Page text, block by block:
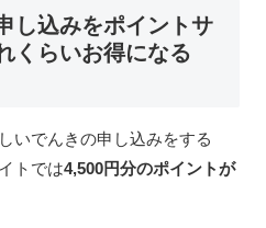
し込みをポイントサ
くらいお得になる
いでんきの申し込みをする
トでは4,500円分のポイントが